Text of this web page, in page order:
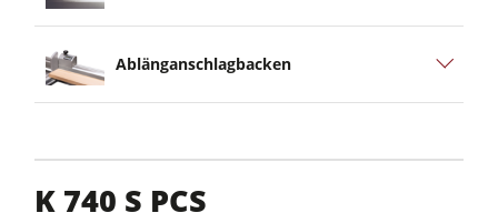
Ablänganschlagbacken
K 740 S PCS